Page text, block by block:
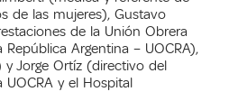
de las mujeres), Gustavo
de la Unión Obrera
Argentina – UOCRA),
y Jorge Ortíz (directivo del
y el Hospital